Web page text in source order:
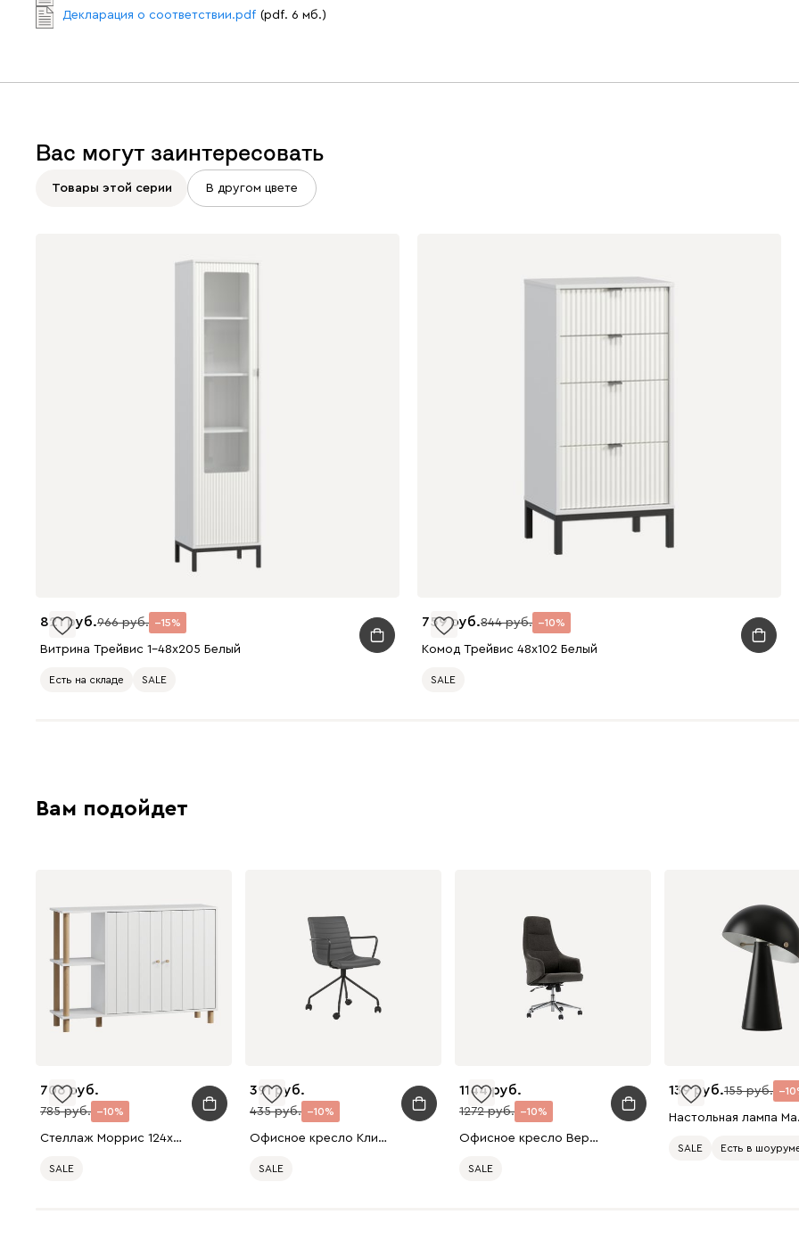
Декларация о соответствии.pdf (pdf. 6 мб.)
Вас могут заинтересовать
Товары этой серии В другом цвете
821 966 15
Витрина Трейвис 1-48x205 Белый
Есть на складе SALE
759 844 10
Комод Трейвис 48x102 Белый
SALE
Вам подойдет
706
785 10
Стеллаж Моррис 124x89 Белый
SALE
391
435 10
Офисное кресло Клип Экокожа Серый/Черный
SALE
1144
1272 10
Офисное кресло Вернер Букле Темно-Серый/xром
SALE
139 155 10
SALE Есть в